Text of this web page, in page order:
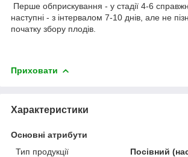
Перше обприскування - у стадії 4-6
наступні - з інтервалом 7-10 днів, але не
початку збору плодів.
Приховати
Характеристики
Основні атрибути
Тип продукції
Посівний